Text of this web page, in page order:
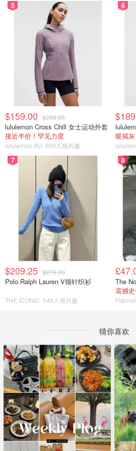
5
$159.00 $299.00
lululemon Cross Chill 女士运动外套
接近半价！罕见力度
lululemon AU 609人感兴趣
6
暖揭
7
$209.25 $279.00
Polo Ralph Lauren V领针织衫
THE ICONIC 549人感兴趣
8
The
震撼
猜你喜欢